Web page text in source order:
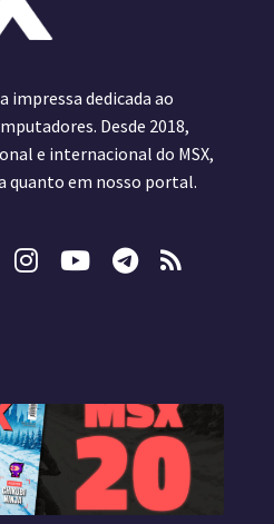
impressa dedicada ao
Desde 2018,
e internacional do MSX,
quanto em nosso portal.